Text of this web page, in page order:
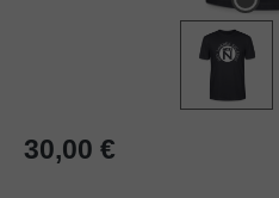
Regulärer Preis:
30,00 €